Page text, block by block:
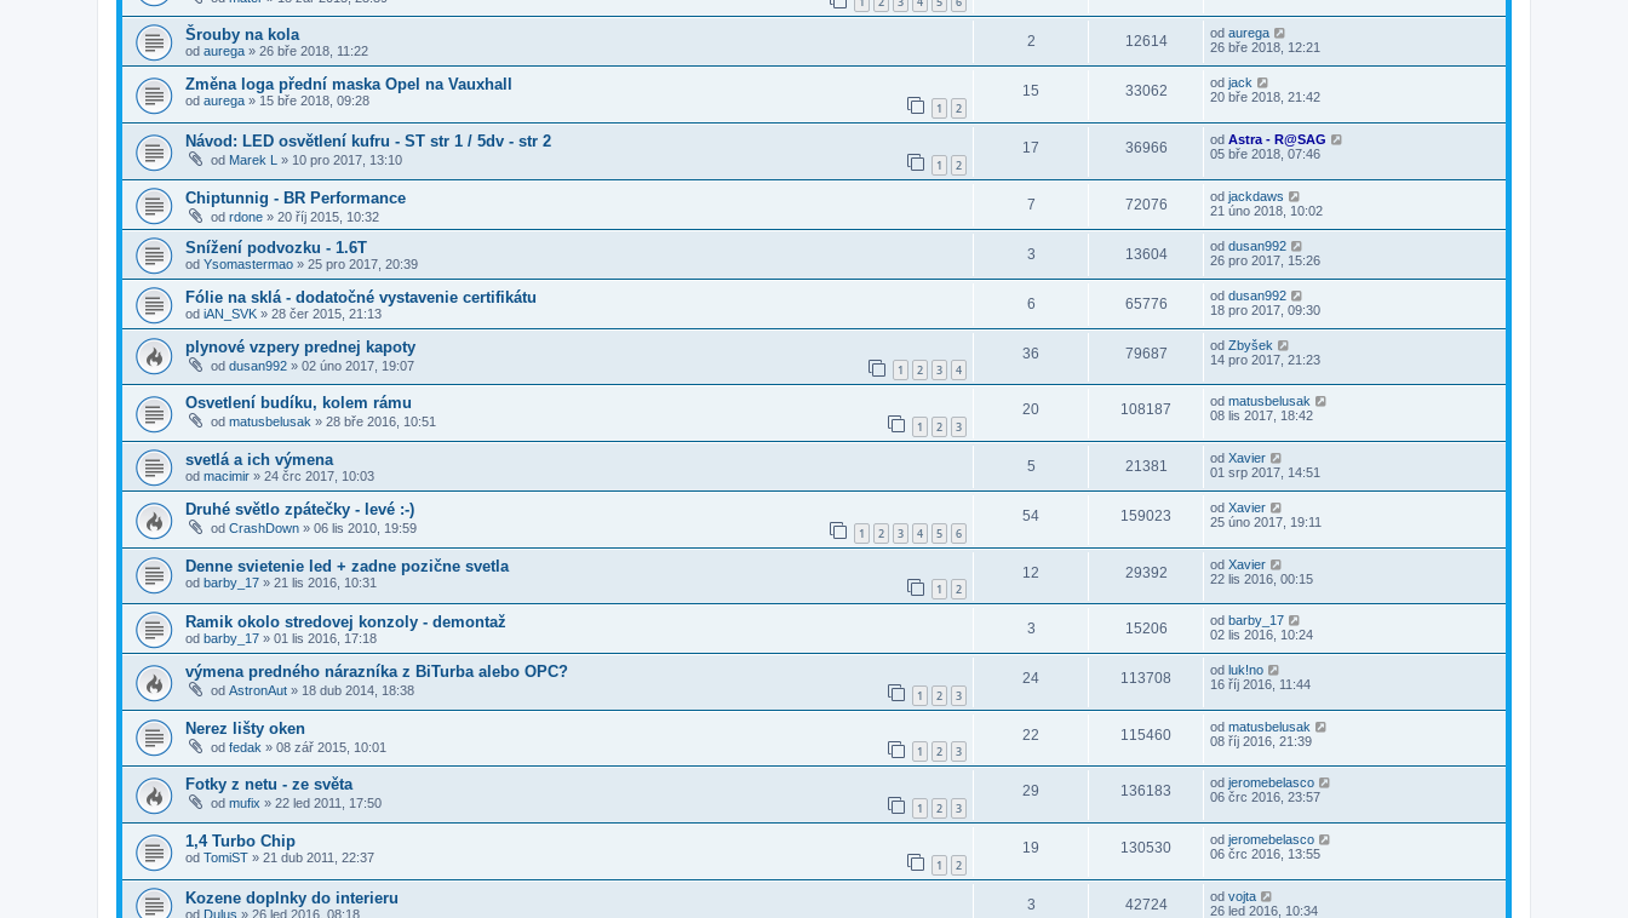
Šrouby na kola
od aurega » 26 bře 2018, 11:22
2 12614 od aurega
26 bře 2018, 12:21
Změna loga přední maska Opel na Vauxhall
od aurega » 15 bře 2018, 09:28 1 2
15 33062 od jack
20 bře 2018, 21:42
Návod: LED osvětlení kufru - ST str 1 / 5dv - str 2
od Marek L » 10 pro 2017, 13:10 1 2
17 36966 od Astra - R@SAG
05 bře 2018, 07:46
Chiptunnig - BR Performance
od rdone » 20 říj 2015, 10:32
7 72076 od jackdaws
21 úno 2018, 10:02
Snížení podvozku - 1.6T
od Ysomastermao » 25 pro 2017, 20:39
3 13604 od dusan992
26 pro 2017, 15:26
Fólie na sklá - dodatočné vystavenie certifikátu
od iAN_SVK » 28 čer 2015, 21:13
6 65776 od dusan992
18 pro 2017, 09:30
plynové vzpery prednej kapoty
od dusan992 » 02 úno 2017, 19:07 1 2 3 4
36 79687 od Zbyšek
14 pro 2017, 21:23
Osvetlení budíku, kolem rámu
od matusbelusak » 28 bře 2016, 10:51 1 2 3
20 108187 od matusbelusak
08 lis 2017, 18:42
svetlá a ich výmena
od macimir » 24 črc 2017, 10:03
5 21381 od Xavier
01 srp 2017, 14:51
Druhé světlo zpátečky - levé :-)
od CrashDown » 06 lis 2010, 19:59 1 2 3 4 5 6
54 159023 od Xavier
25 úno 2017, 19:11
Denne svietenie led + zadne pozične svetla
od barby_17 » 21 lis 2016, 10:31 1 2
12 29392 od Xavier
22 lis 2016, 00:15
Ramik okolo stredovej konzoly - demontaž
od barby_17 » 01 lis 2016, 17:18
3 15206 od barby_17
02 lis 2016, 10:24
výmena predného nárazníka z BiTurba alebo OPC?
od AstronAut » 18 dub 2014, 18:38 1 2 3
24 113708 od luk!no
16 říj 2016, 11:44
Nerez lišty oken
od fedak » 08 zář 2015, 10:01 1 2 3
22 115460 od matusbelusak
08 říj 2016, 21:39
Fotky z netu - ze světa
od mufix » 22 led 2011, 17:50 1 2 3
29 136183 od jeromebelasco
06 črc 2016, 23:57
1,4 Turbo Chip
od TomiST » 21 dub 2011, 22:37 1 2
19 130530 od jeromebelasco
06 črc 2016, 13:55
Kozene doplnky do interieru
od Dulus » 26 led 2016, 08:18
3 42724 od vojta
26 led 2016, 10:34